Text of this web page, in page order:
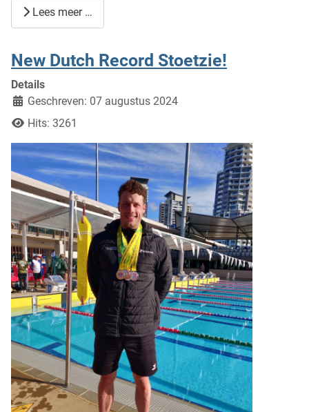
Lees meer …
New Dutch Record Stoetzie!
Details
Geschreven: 07 augustus 2024
Hits: 3261